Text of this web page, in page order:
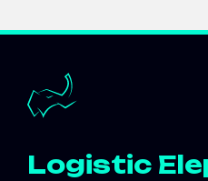
Logistic